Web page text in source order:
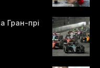
Гран-прі